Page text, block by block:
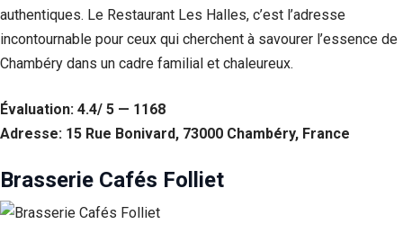
authentiques. Le Restaurant Les Halles, c’est l’adresse
incontournable pour ceux qui cherchent à savourer l’essence de
Chambéry dans un cadre familial et chaleureux.
Évaluation: 4.4/ 5 — 1168
Adresse: 15 Rue Bonivard, 73000 Chambéry, France
Brasserie Cafés Folliet
nécessaires au
fonctionnement
Statistiques
Afin que
améliorer la
et la structure